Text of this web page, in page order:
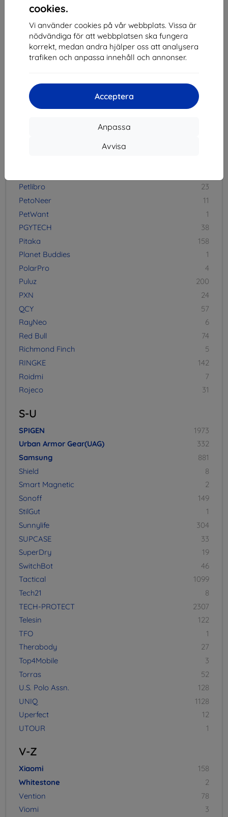
cookies.
Vi använder cookies på vår webbplats. Vissa är
nödvändiga för att webbplatsen ska fungera
korrekt, medan andra hjälper oss att analysera
trafiken och anpassa innehåll och annonser.
Acceptera
Anpassa
Avvisa
NOMAD
Nudient
OBDeleven
Obsbot
OneOdio
Ottocast
Petlibro
23
PetoNeer
11
PetWant
1
PGYTECH
38
Pitaka
158
Planet Buddies
1
PolarPro
4
Puluz
200
PXN
24
QCY
57
RayNeo
6
Red Bull
74
Richmond Finch
5
RINGKE
142
Roidmi
7
Rojeco
31
S-U
SPIGEN
1973
Urban Armor Gear(UAG)
332
Samsung
881
Shield
8
Smart Magnetic
2
Sonoff
149
StilGut
1
Sunnylife
304
SUPCASE
33
SuperDry
19
SwitchBot
46
Tactical
1099
Tech21
8
TECH-PROTECT
2307
Telesin
122
TFO
1
Therabody
27
Top4Mobile
3
Torras
52
U.S. Polo Assn.
128
UNIQ
1128
Uperfect
12
UTOUR
1
V-Z
Xiaomi
158
Whitestone
2
Vention
78
Viomi
3